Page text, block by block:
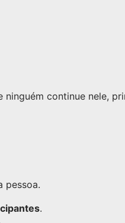
continue nele,
pessoa.
.